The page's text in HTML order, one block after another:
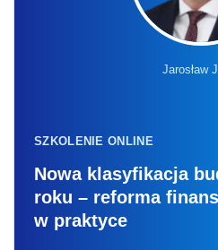
Jarosław
SZKOLENIE ONLINE
Nowa klasyfikacja
roku – reforma
w praktyce